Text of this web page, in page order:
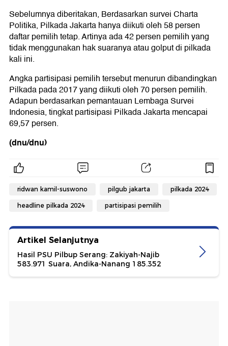
Sebelumnya diberitakan, Berdasarkan survei Charta
Politika, Pilkada Jakarta hanya diikuti oleh 58 persen
daftar pemilih tetap. Artinya ada 42 persen pemilih yang
tidak menggunakan hak suaranya atau golput di pilkada
kali ini.
Angka partisipasi pemilih tersebut menurun dibandingkan
Pilkada pada 2017 yang diikuti oleh 70 persen pemilih.
Adapun berdasarkan pemantauan Lembaga Survei
Indonesia, tingkat partisipasi Pilkada Jakarta mencapai
69,57 persen.
(dnu/dnu)
ridwan kamil-suswono pilgub jakarta pilkada 2024
headline pilkada 2024 partisipasi pemilih
Artikel Selanjutnya
Hasil PSU Pilbup Serang: Zakiyah-Najib
583.971 Suara, Andika-Nanang 185.352